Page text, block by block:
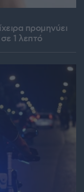
προμηνύει
1 λεπτό